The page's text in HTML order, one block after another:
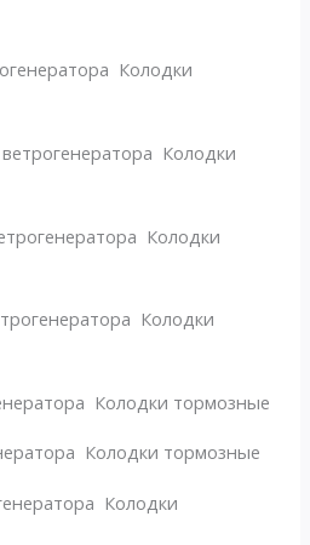
Колодки
Колодки
Колодки
Колодки
Колодки тормозные
Колодки тормозные
Колодки